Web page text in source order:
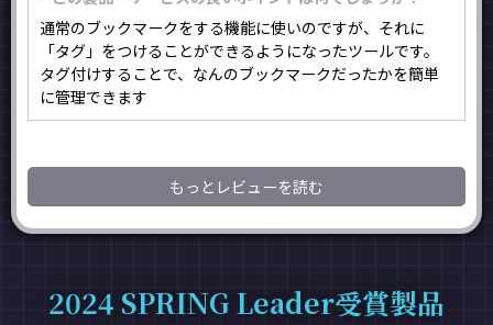
通常のブックマークをする機能に使いのですが、それに
「タグ」をつけることができるようになったツールです。
タグ付けすることで、なんのブックマークだったかを簡単
に管理できます
もっとレビューを読む
2024 SPRING Leader受賞製品